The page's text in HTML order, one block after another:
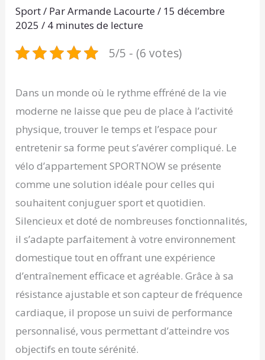
Sport/ ParArmande Lacourte/ 15 décembre
2025/ 4 minutes de lecture
5/5 - (6 votes)
Dans un monde où le rythme effréné de la vie
moderne ne laisse que peu de place à l’activité
physique, trouver le temps et l’espace pour
entretenir sa forme peut s’avérer compliqué. Le
vélo d’appartement SPORTNOW se présente
comme une solution idéale pour celles qui
souhaitent conjuguer sport et quotidien.
Silencieux et doté de nombreuses fonctionnalités,
il s’adapte parfaitement à votre environnement
domestique tout en offrant une expérience
d’entraînement efficace et agréable. Grâce à sa
résistance ajustable et son capteur de fréquence
cardiaque, il propose un suivi de performance
personnalisé, vous permettant d’atteindre vos
objectifs en toute sérénité.